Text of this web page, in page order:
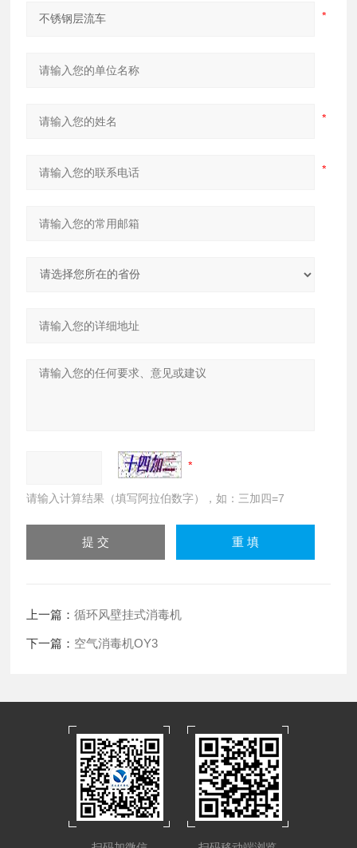
请输入计算结果（填写阿拉伯数字），如：三加四=7
上一篇：循环风壁挂式消毒机
下一篇： 空气消毒机OY3